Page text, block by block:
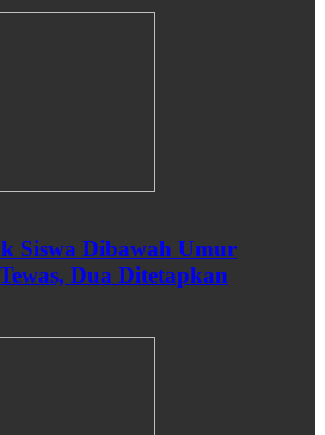
Siswa Dibawah Umur
Dua Ditetapkan